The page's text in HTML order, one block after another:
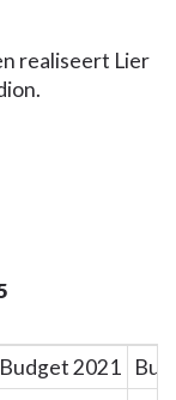
realiseert Lier
Budget 2021